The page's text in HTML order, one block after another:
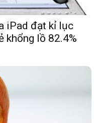
iPad đạt kỉ lục
khổng lồ 82.4%